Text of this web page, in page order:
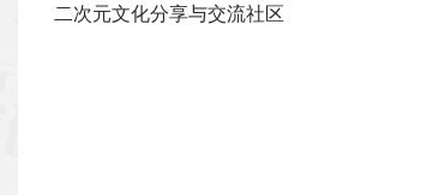
二次元文化分享与交流社区